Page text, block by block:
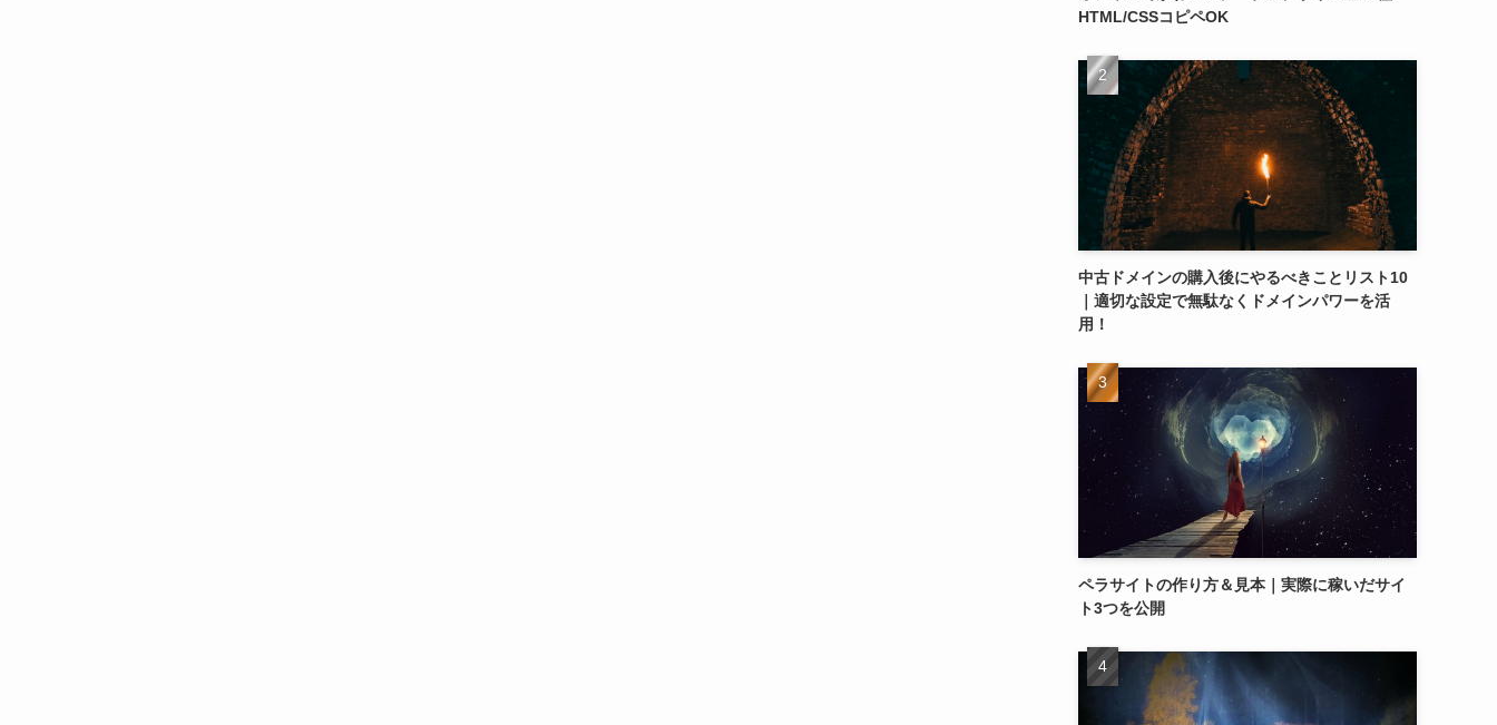
HTML/CSSコピペOK
中古ドメインの購入後にやるべきことリスト10
｜適切な設定で無駄なくドメインパワーを活
用！
ペラサイトの作り方＆見本｜実際に稼いだサイ
ト3つを公開